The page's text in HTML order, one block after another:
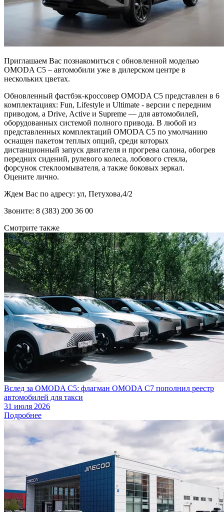
Приглашаем Вас познакомиться с обновленной моделью
OMODA C5 – автомобили уже в дилерском центре в
нескольких цветах.
Обновленный фастбэк-кроссовер OMODA C5 представлен в 6
комплектациях: Fun, Lifestyle и Ultimate - версии с передним
приводом, а Drive, Active и Supreme — для автомобилей,
оборудованных системой полного привода. В любой из
представленных комплектаций OMODA C5 по умолчанию
оснащен пакетом теплых опций, среди которых
дистанционный запуск двигателя и прогрева салона, обогрев
передних сидений, рулевого колеса, лобового стекла,
форсунок стеклоомывателя, а также боковых зеркал.
Оцените лично.
Ждем Вас по адресу: ул, Петухова,4/2
Звоните: 8 (383) 200 36 00
Смотрите также
Вслед за OMODA C5: флагман OMODA C7 пополнил реестр
автомобилей для такси
31 июля 2026
Подробнее